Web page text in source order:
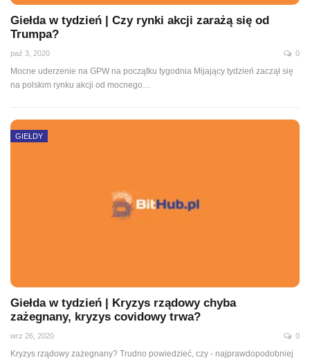
Giełda w tydzień | Czy rynki akcji zarażą się od
Trumpa?
paź 3, 2020 0
Mocne uderzenie na GPW na początku tygodnia Mijający tydzień zaczął się
na polskim rynku akcji od mocnego…
GIEŁDY
Giełda w tydzień | Kryzys rządowy chyba
zażegnany, kryzys covidowy trwa?
wrz 26, 2020 0
Kryzys rządowy zażegnany? Trudno powiedzieć, czy - najprawdopodobniej